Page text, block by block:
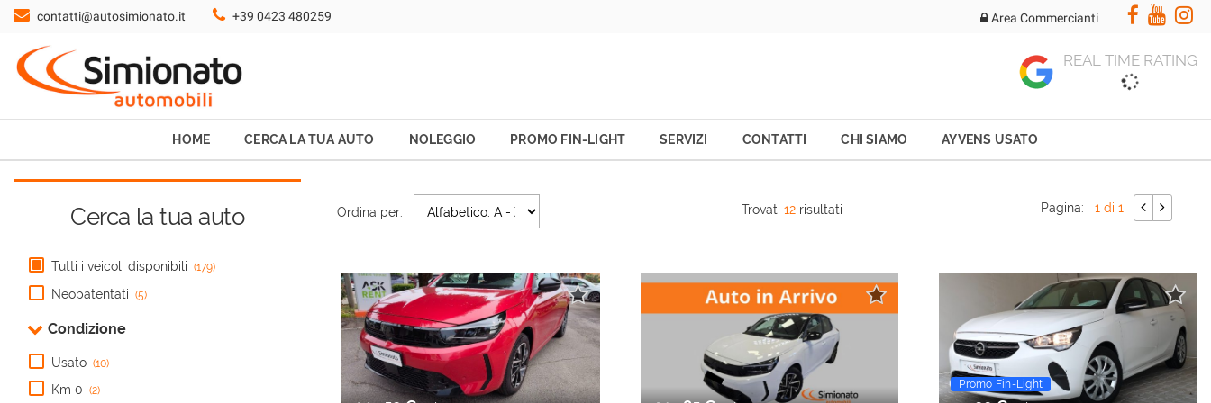
HOME
CERCA LA TUA AUTO
PROMO FIN-LIGHT
CONTATTI
AYVENS USATO
contatti@autosimionato.it +39 0423 480259 Area Commercianti
REAL TIME RATING
HOME CERCA LA TUA AUTO NOLEGGIO PROMO FIN-LIGHT SERVIZI CONTATTI CHI SIAMO AYVENS USATO
Cerca la tua auto
Tutti i veicoli disponibili (179)
Neopatentati (5)
Condizione
Usato (10)
Km 0 (2)
Ordina per: Trovati12 risultati Pagina: 1 di 1
Promo Fin-Light Promo Fin-Light Occasioni